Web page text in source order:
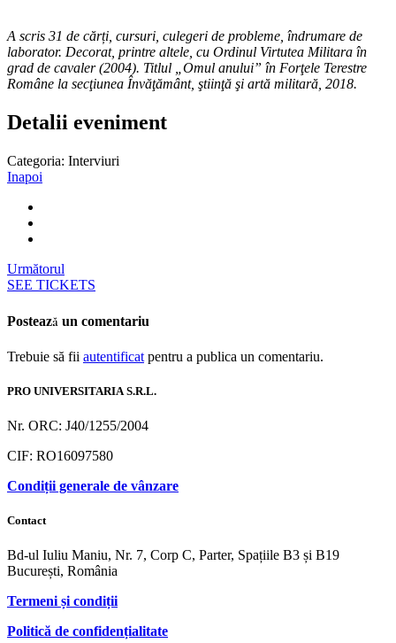
A scris 31 de cărți, cursuri, culegeri de probleme, îndrumare de
laborator. Decorat, printre altele, cu Ordinul Virtutea Militara în
grad de cavaler (2004). Titlul „Omul anului” în Forţele Terestre
Române la secţiunea Învăţământ, ştiinţă şi artă militară, 2018.
Detalii eveniment
Categoria: Interviuri
Inapoi
Următorul
SEE TICKETS
Postează un comentariu
Trebuie să fii autentificat pentru a publica un comentariu.
PRO UNIVERSITARIA S.R.L.
Nr. ORC: J40/1255/2004
CIF: RO16097580
Condiții generale de vânzare
Contact
Bd-ul Iuliu Maniu, Nr. 7, Corp C, Parter, Spațiile B3 și B19
București, România
Termeni și condiții
Politică de confidențialitate